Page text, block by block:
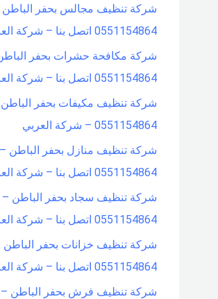
شركة تنظيف مجالس بحفر
0551154864 اتصل بنا – شركة العربي
شركة مكافحة حشرات بحفر
0551154864 اتصل بنا – شركة العربي
شركة تنظيف مكيفات بحفر
0551154864 – شركة العربي
شركة تنظيف منازل بحفر الباطن –
0551154864 اتصل بنا – شركة العربي
شركة تنظيف سجاد بحفر الباطن –
0551154864 اتصل بنا – شركة العربي
شركة تنظيف خزانات بحفر الباطن
0551154864 اتصل بنا – شركة العربي
شركة تنظيف فرش بحفر الباطن –